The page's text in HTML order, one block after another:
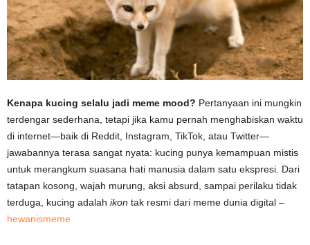
Kenapa kucing selalu jadi meme mood? Pertanyaan ini mungkin
terdengar sederhana, tetapi jika kamu pernah menghabiskan waktu
di internet—baik di Reddit, Instagram, TikTok, atau Twitter—
jawabannya terasa sangat nyata: kucing punya kemampuan mistis
untuk merangkum suasana hati manusia dalam satu ekspresi. Dari
tatapan kosong, wajah murung, aksi absurd, sampai perilaku tidak
terduga, kucing adalah ikon tak resmi dari meme dunia digital –
hewanismeme